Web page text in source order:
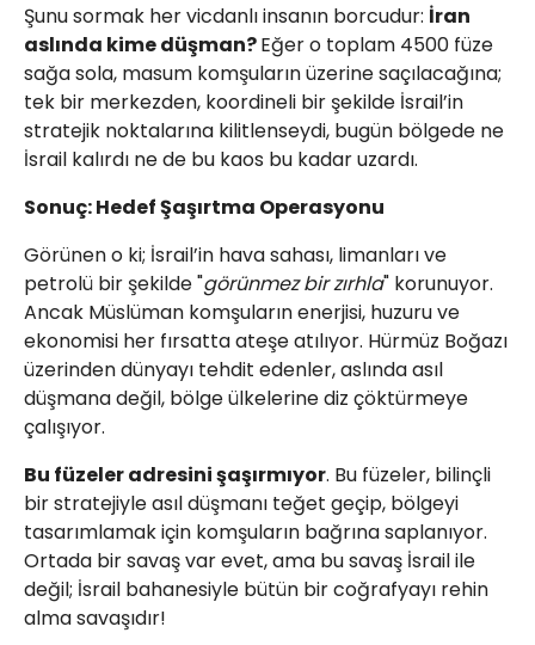
Şunu sormak her vicdanlı insanın borcudur: İran
aslında kime düşman?Eğer o toplam 4500 füze
sağa sola, masum komşuların üzerine saçılacağına;
tek bir merkezden, koordineli bir şekilde İsrail’in
stratejik noktalarına kilitlenseydi, bugün bölgede ne
İsrail kalırdı ne de bu kaos bu kadar uzardı.
Sonuç: Hedef Şaşırtma Operasyonu
Görünen o ki; İsrail’in hava sahası, limanları ve
petrolü bir şekilde "görünmez bir zırhla" korunuyor.
Ancak Müslüman komşuların enerjisi, huzuru ve
ekonomisi her fırsatta ateşe atılıyor. Hürmüz Boğazı
üzerinden dünyayı tehdit edenler, aslında asıl
düşmana değil, bölge ülkelerine diz çöktürmeye
çalışıyor.
Bu füzeler adresini şaşırmıyor. Bu füzeler, bilinçli
bir stratejiyle asıl düşmanı teğet geçip, bölgeyi
tasarımlamak için komşuların bağrına saplanıyor.
Ortada bir savaş var evet, ama bu savaş İsrail ile
değil; İsrail bahanesiyle bütün bir coğrafyayı rehin
alma savaşıdır!